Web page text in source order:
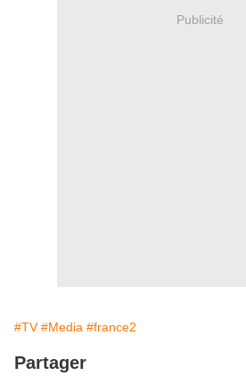
Publicité
#TV #Media #france2
Partager